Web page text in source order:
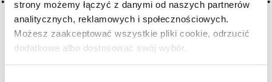
strony możemy łączyć z danymi od naszych partnerów
analitycznych, reklamowych i społecznościowych.
Możesz zaakceptować wszystkie pliki cookie, odrzucić
dodatkowe albo dostosować swój wybór.
Czy masz ukończone 18 lat?
vin pétillant
2016-05-10
(fr.) wino lekko musujące, z drobnymi pęcherzykami gazu,